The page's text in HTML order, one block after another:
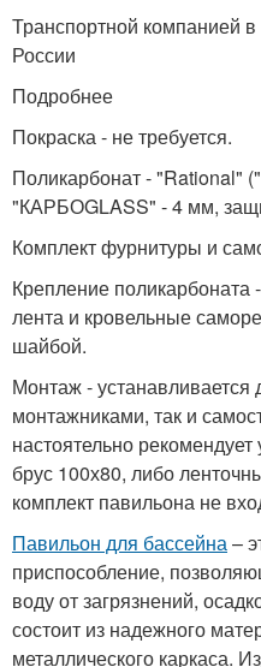
Транспортной компанией
России
Подробнее
Покраска - не требуется.
Поликарбонат - "Rational"
"КАРБОGLASS" - 4 мм,
Комплект фурнитуры и
Крепление поликарбоната
лента и кровельные
шайбой.
Монтаж -
монтажниками, так и
настоятельно
брус 100х80, либо
комплект павильона не
Павильон для бассейна–
приспособление,
воду от загрязнений,
состоит из надежного
металлического каркаса.